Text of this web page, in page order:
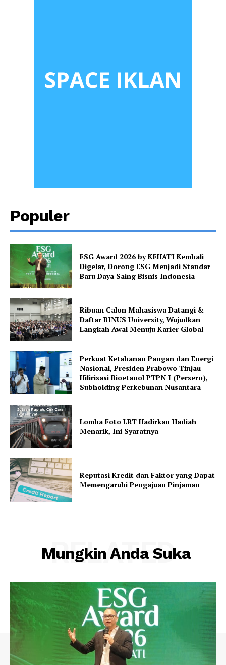
Populer
ESG Award 2026 by KEHATI Kembali
Digelar, Dorong ESG Menjadi Standar
Baru Daya Saing Bisnis Indonesia
Ribuan Calon Mahasiswa Datangi &
Daftar BINUS University, Wujudkan
Langkah Awal Menuju Karier Global
Perkuat Ketahanan Pangan dan Energi
Nasional, Presiden Prabowo Tinjau
Hilirisasi Bioetanol PTPN I (Persero),
Subholding Perkebunan Nusantara
Lomba Foto LRT Hadirkan Hadiah
Menarik, Ini Syaratnya
Reputasi Kredit dan Faktor yang Dapat
Memengaruhi Pengajuan Pinjaman
Mungkin Anda Suka
RELATED